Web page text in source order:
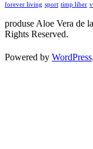
forever living sport timp liber
produse Aloe Vera de
Rights Reserved.
Powered by WordPress